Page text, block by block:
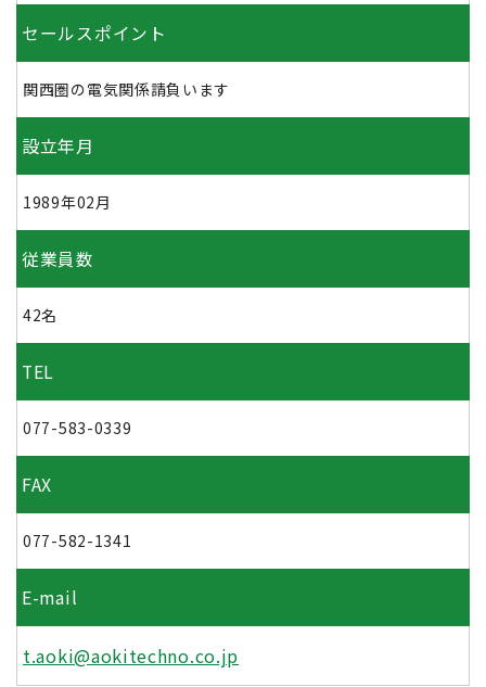
セールスポイント
関西圏の電気関係請負います
設立年月
1989年02月
従業員数
42名
TEL
077-583-0339
FAX
077-582-1341
E-mail
t.aoki@aokitechno.co.jp